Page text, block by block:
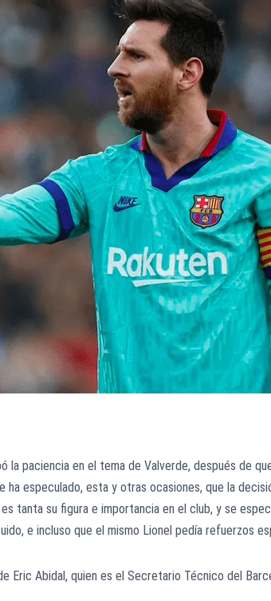
la paciencia en el tema de Valverde, después de
ha especulado, esta y otras ocasiones, que la
tanta su figura e importancia en el club, y se
e incluso que el mismo Lionel pedía refuerzos
Eric Abidal, quien es el Secretario Técnico del